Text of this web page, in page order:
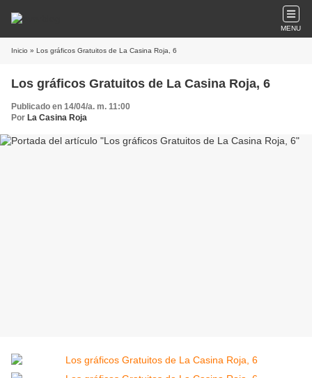
MENU
Inicio » Los gráficos Gratuitos de La Casina Roja, 6
Los gráficos Gratuitos de La Casina Roja, 6
Publicado en 14/04/a. m. 11:00
Por La Casina Roja